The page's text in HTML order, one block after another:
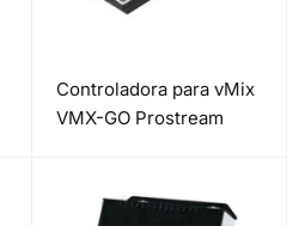
Controladora para vMix
VMX-GO Prostream